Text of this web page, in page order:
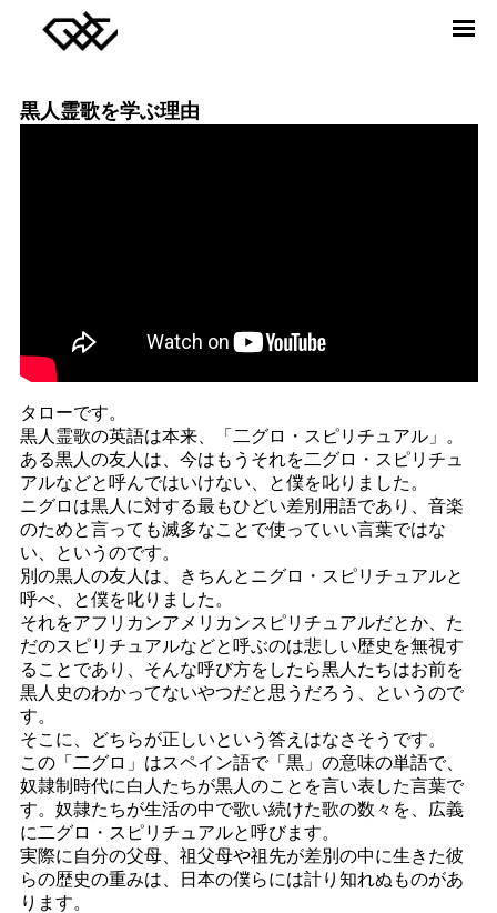
黒人霊歌を学ぶ理由
タローです。
黒人霊歌の英語は本来、「二グロ・スピリチュアル」。
ある黒人の友人は、今はもうそれを二グロ・スピリチュ
アルなどと呼んではいけない、と僕を叱りました。
ニグロは黒人に対する最もひどい差別用語であり、音楽
のためと言っても滅多なことで使っていい言葉ではな
い、というのです。
別の黒人の友人は、きちんとニグロ・スピリチュアルと
呼べ、と僕を叱りました。
それをアフリカンアメリカンスピリチュアルだとか、た
だのスピリチュアルなどと呼ぶのは悲しい歴史を無視す
ることであり、そんな呼び方をしたら黒人たちはお前を
黒人史のわかってないやつだと思うだろう、というので
す。
そこに、どちらが正しいという答えはなさそうです。
この「二グロ」はスペイン語で「黒」の意味の単語で、
奴隷制時代に白人たちが黒人のことを言い表した言葉で
す。奴隷たちが生活の中で歌い続けた歌の数々を、広義
に二グロ・スピリチュアルと呼びます。
実際に自分の父母、祖父母や祖先が差別の中に生きた彼
らの歴史の重みは、日本の僕らには計り知れぬものがあ
ります。
MEMBER
Instagram
YouTube